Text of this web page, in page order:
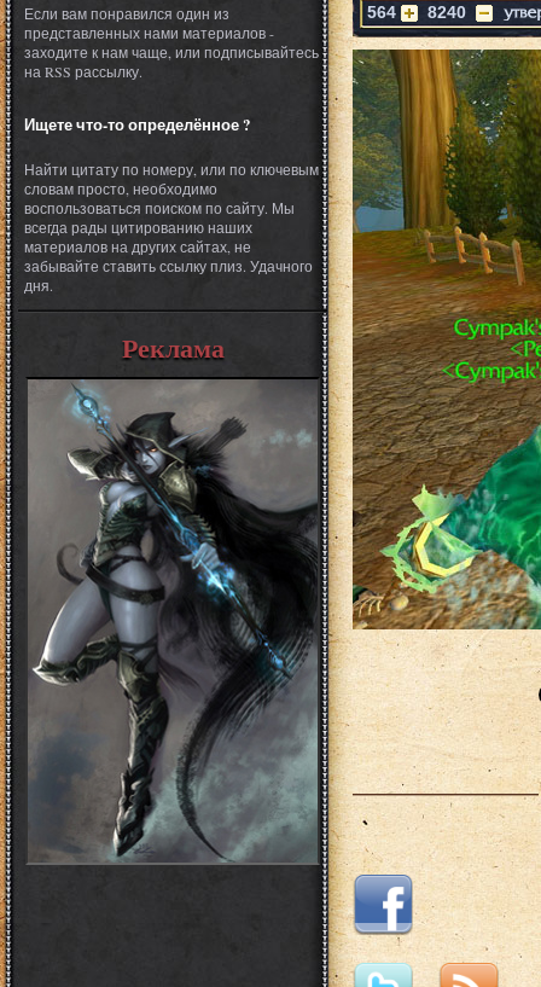
Если вам понравился один из
представленных нами материалов -
заходите к нам чаще, или подписывайтесь
на RSS рассылку.
Ищете что-то определённое ?
Найти цитату по номеру, или по ключевым
словам просто, необходимо
воспользоваться поиском по сайту. Мы
всегда рады цитированию наших
материалов на других сайтах, не
забывайте ставить ссылку плиз. Удачного
дня.
Реклама
564 8240
___________